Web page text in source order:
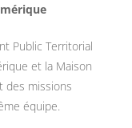
Public Territorial
et la Maison
des missions
équipe.